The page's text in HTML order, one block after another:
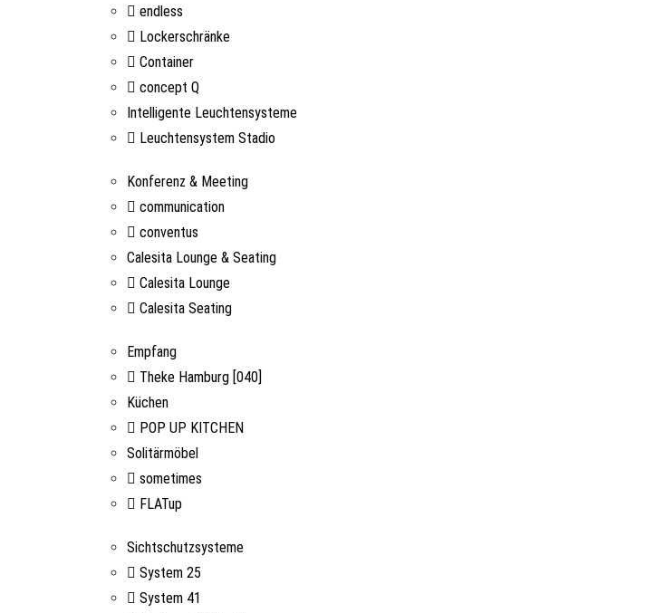
endless
Lockerschränke
Container
concept Q
Intelligente Leuchtensysteme
Leuchtensystem Stadio
Konferenz & Meeting
communication
conventus
Calesita Lounge & Seating
Calesita Lounge
Calesita Seating
Empfang
Theke Hamburg [040]
Küchen
POP UP KITCHEN
Solitärmöbel
sometimes
FLATup
Sichtschutzsysteme
System 25
System 41